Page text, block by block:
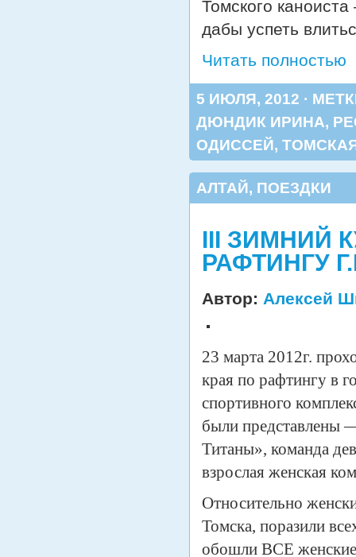
Томского
дабы успеть
Читать полностью
5 ИЮЛЯ, 2012 ·
ДЮНДИК ИРИНА,
ОДИССЕЙ,
АЛТАЙ, ПОЕЗДКИ
III ЗИМНИЙ
РАФТИНГУ
Автор: Алексей
23 марта 2012г.
края по рафтингу в
спортивного
были представлены
Титаны», команда
взрослая женская
Относительно
Томска, поразили
обошли ВСЕ женские